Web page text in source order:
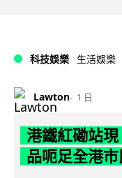
科技娛樂 生活娛樂
Lawton 1 日
港鐵紅磡站
品呃足全港